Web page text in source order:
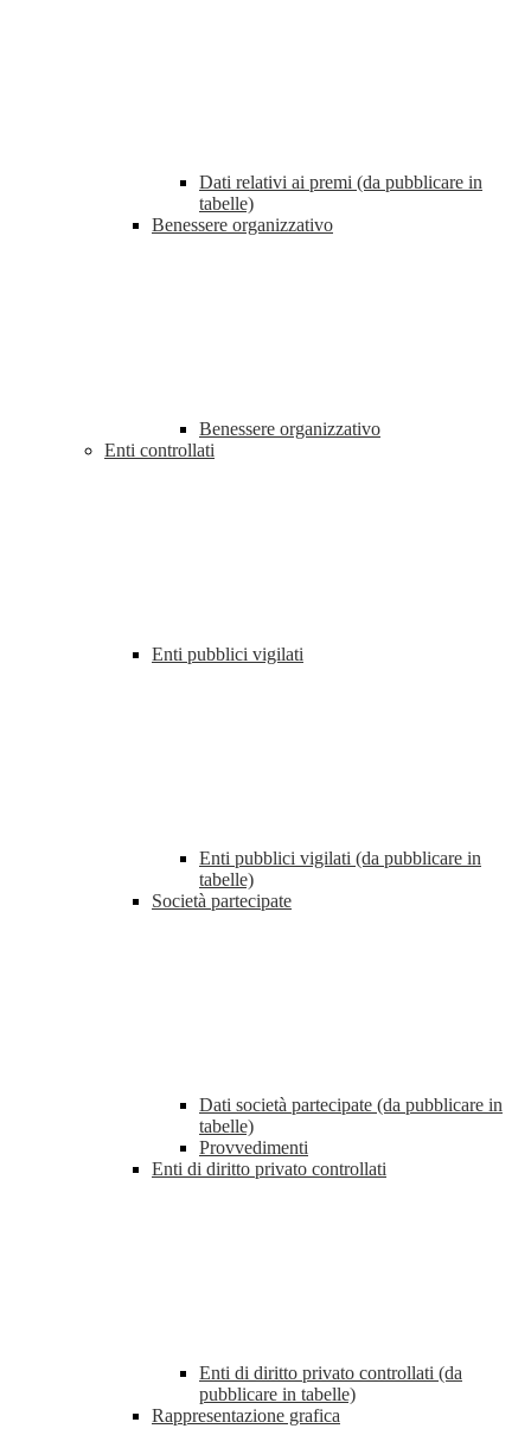
Dati relativi ai premi (da pubblicare in
tabelle)
Benessere organizzativo
Benessere organizzativo
Enti controllati
Enti pubblici vigilati
Enti pubblici vigilati (da pubblicare in
tabelle)
Società partecipate
Dati società partecipate (da pubblicare in
tabelle)
Provvedimenti
Enti di diritto privato controllati
Enti di diritto privato controllati (da
pubblicare in tabelle)
Rappresentazione grafica